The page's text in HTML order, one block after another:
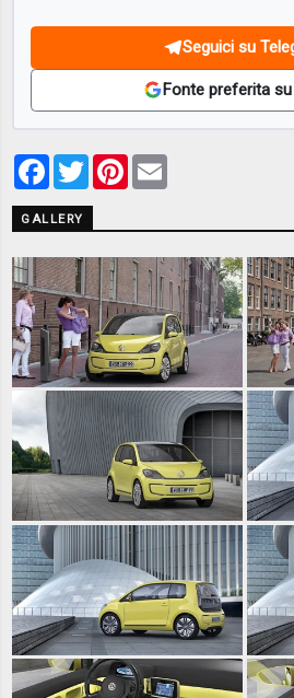
Seguici su
Fonte preferita
Facebook
TwitterPinterest
GALLERY